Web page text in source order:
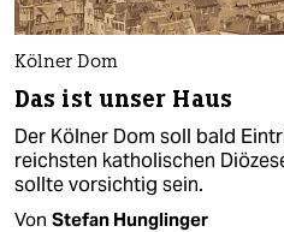
Kölner Dom
Das ist unser Haus
Der Kölner Dom soll bald
reichsten katholischen
sollte vorsichtig sein.
Von Stefan Hunglinger